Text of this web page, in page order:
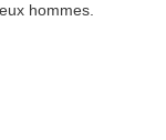
hommes.